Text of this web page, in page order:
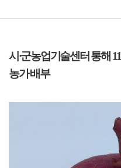
시 ·군농업기술센터 통해 11
농가 배부